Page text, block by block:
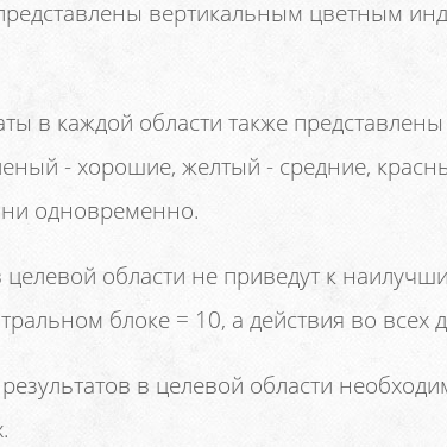
вертикальным цветным
в каждой области также
- хорошие, желтый - средние,
одновременно.
области не приведут к
блоке = 10, а действия во всех
в целевой области